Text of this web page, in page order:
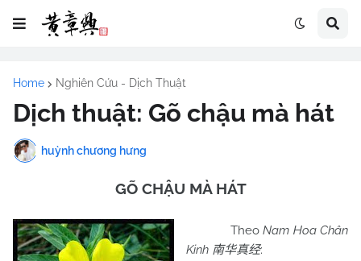
Home Nghiên Cứu - Dịch Thuật
Dịch thuật: Gõ chậu mà hát
huỳnh chương hưng
GÕ CHẬU MÀ HÁT
TheoNam Hoa Chân
Kinh 南华真经: